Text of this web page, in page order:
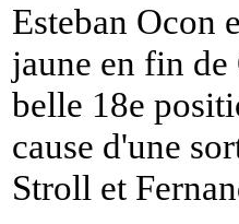
Esteban Ocon
jaune en fin
belle 18e
cause d'une
Stroll et